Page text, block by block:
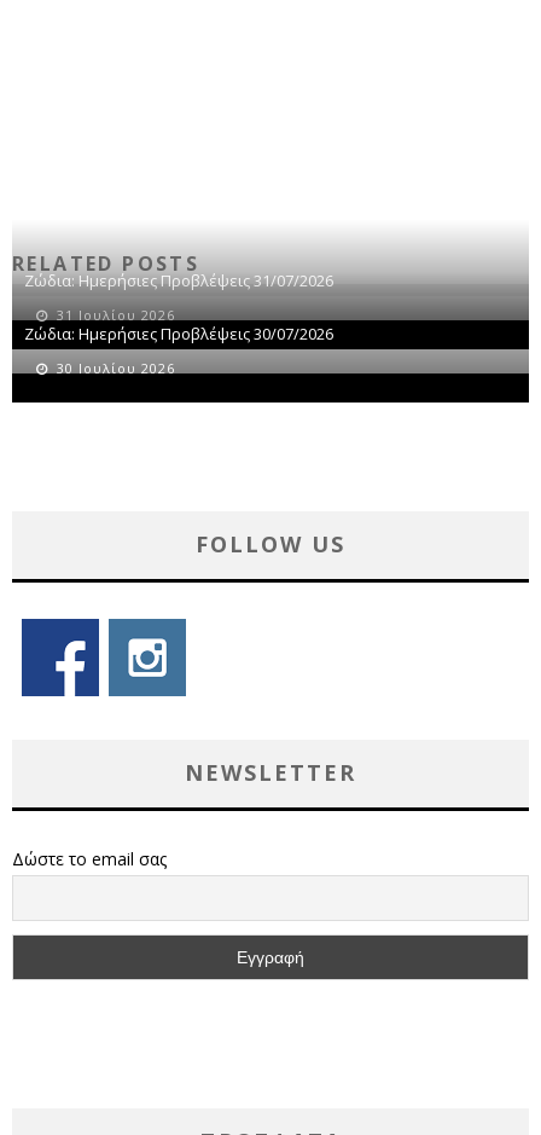
RELATED POSTS
Ζώδια: Ημερήσιες Προβλέψεις 31/07/2026
31 Ιουλίου 2026
Ζώδια: Ημερήσιες Προβλέψεις 30/07/2026
30 Ιουλίου 2026
FOLLOW US
NEWSLETTER
Δώστε το email σας